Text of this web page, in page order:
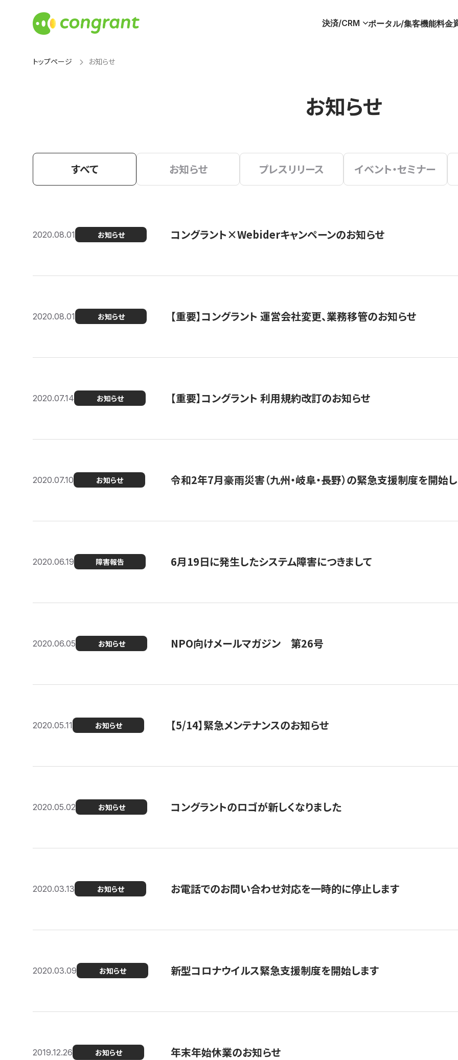
決済/CRM ポータル/集客機能料金
トップページ お知らせ
お知らせ
すべて お知らせ プレスリリース イベント・セミナー
2020.08.01 お知らせ コングラント×Webiderキャンペーンのお知らせ
2020.08.01 お知らせ 【重要】コングラント 運営会社変更、業務移管のお知らせ
2020.07.14 お知らせ 【重要】コングラント 利用規約改訂のお知らせ
2020.07.10 お知らせ 令和2年7月豪雨災害（九州・岐阜・長野）の緊急支援制度を開始
2020.06.19 障害報告 6月19日に発生したシステム障害につきまして
2020.06.05 お知らせ NPO向けメールマガジン 第26号
2020.05.11 お知らせ 【5/14】緊急メンテナンスのお知らせ
2020.05.02 お知らせ コングラントのロゴが新しくなりました
2020.03.13 お知らせ お電話でのお問い合わせ対応を一時的に停止します
2020.03.09 お知らせ 新型コロナウイルス緊急支援制度を開始します
2019.12.26 お知らせ 年末年始休業のお知らせ